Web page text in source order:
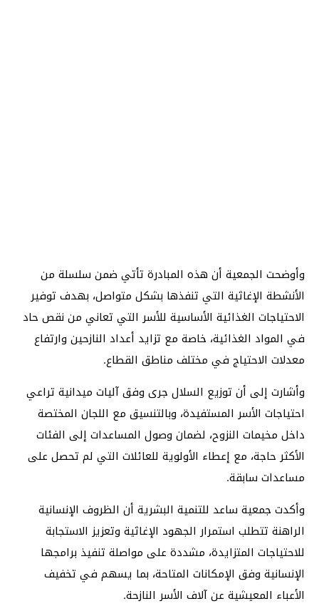
وأوضحت الجمعية أن هذه المبادرة تأتي ضمن سلسلة من
الأنشطة الإغاثية التي تنفذها بشكل متواصل، بهدف توفير
الاحتياجات الغذائية الأساسية للأسر التي تعاني من نقص حاد
في المواد الغذائية، خاصة مع تزايد أعداد النازحين وارتفاع
معدلات الاحتياج في مختلف مناطق القطاع.
وأشارت إلى أن توزيع السلال جرى وفق آليات ميدانية تراعي
احتياجات الأسر المستفيدة، وبالتنسيق مع اللجان المختصة
داخل مخيمات النزوح، لضمان وصول المساعدات إلى الفئات
الأكثر حاجة، مع إعطاء الأولوية للعائلات التي لم تحصل على
مساعدات سابقة.
وأكدت جمعية ساعد للتنمية البشرية أن الظروف الإنسانية
الراهنة تتطلب استمرار الجهود الإغاثية وتعزيز الاستجابة
للاحتياجات المتزايدة، مشددة على مواصلة تنفيذ برامجها
الإنسانية وفق الإمكانات المتاحة، بما يسهم في تخفيف
الأعباء المعيشية عن آلاف الأسر النازحة.